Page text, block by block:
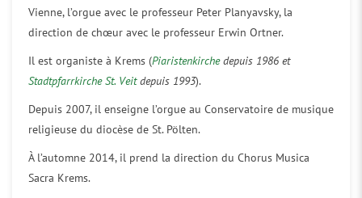
Vienne, l’orgue avec le professeur Peter Planyavsky, la
direction de chœur avec le professeur Erwin Ortner.
Il est organiste à Krems (Piaristenkirchedepuis 1986 et
Stadtpfarrkirche St. Veitdepuis 1993).
Depuis 2007, il enseigne l’orgue au Conservatoire de musique
religieuse du diocèse de St. Pölten.
À l’automne 2014, il prend la direction du Chorus Musica
Sacra Krems.